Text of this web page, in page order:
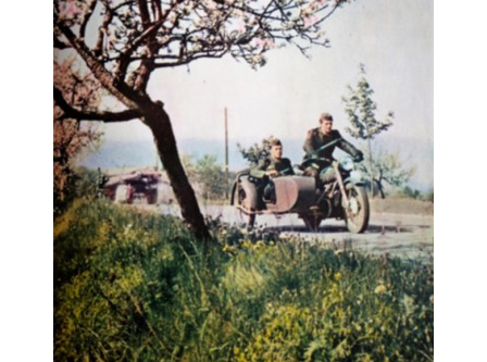
ODKAZY
O NÁS
DŮL NA SLÍDU (NA KOLE)
Kontakt:
tel. 773 916 275
info@domdej.cz